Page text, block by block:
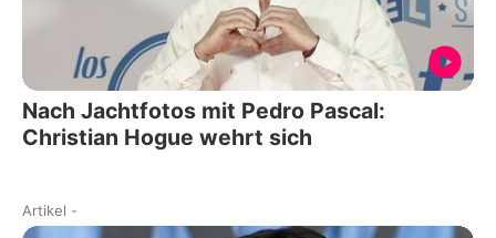
Nach Jachtfotos mit Pedro Pascal:
Christian Hogue wehrt sich
Artikel -